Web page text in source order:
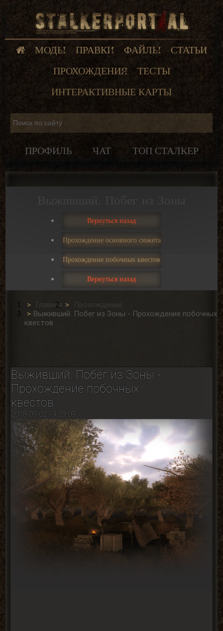
МОДЫ ПРАВКИ ФАЙЛЫ
СТАТЬИ
ПРОХОЖДЕНИЯ
ТЕСТЫ
ИНТЕРАКТИВНЫЕ КАРТЫ
ПРОФИЛЬ ЧАТ ТОП СТАЛКЕР
Главная
Прохождения
Выживший. Побег из Зоны - Прохождение побочных
квестов
Выживший. Побег из Зоны -
Прохождение побочных
квестов
2018-09-02 14:29:09
Вернуться назад
Прохождение основного сюжета
Прохождение побочных квестов
Вернуться назад